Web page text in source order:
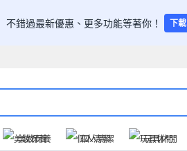
不錯過最新優惠、更多功能等著你！ 下載
美妝保養 個人清潔 玩具休閒